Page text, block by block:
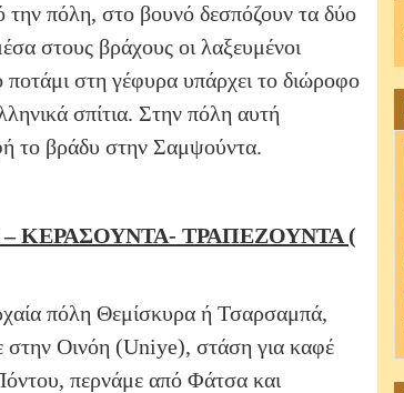
την πόλη, στο βουνό δεσπόζουν τα δύο
στους βράχους οι λαξευμένοι
στη γέφυρα υπάρχει το διώροφο
σπίτια. Στην πόλη αυτή
το βράδυ στην Σαμψούντα.
ΚΕΡΑΣΟΥΝΤΑ- ΤΡΑΠΕΖΟΥΝΤΑ (
πόλη Θεμίσκυρα ή Τσαρσαμπά,
στην Οινόη (Uniye), στάση για καφέ
περνάμε από Φάτσα και